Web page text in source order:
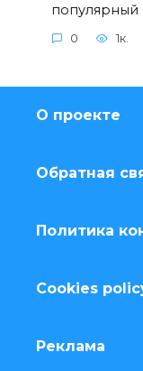
популярный
0 1к.
О проекте
Обратная
Политика
Cookies
Реклама